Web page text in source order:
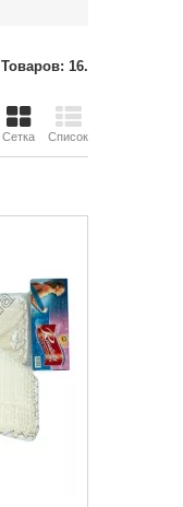
Товаров: 16.
Сетка Список